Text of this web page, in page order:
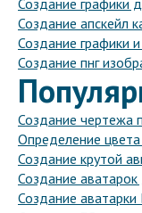
Создание графики
Создание апскейл
Создание графики
Создание пнг
Создание чертежа
Определение
Создание крутой
Создание
Создание аватарки